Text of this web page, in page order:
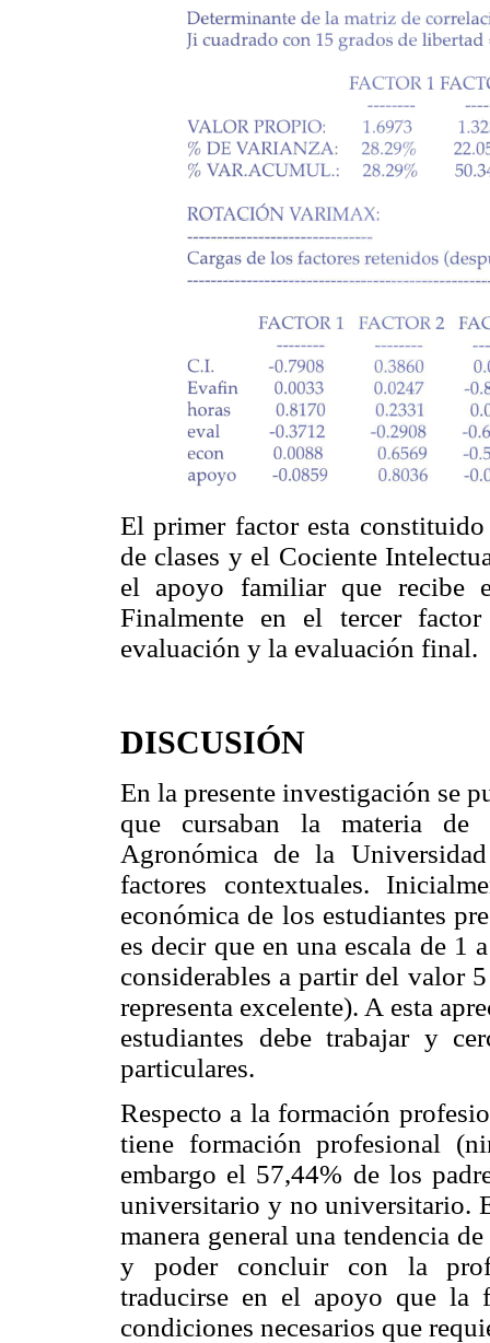
El primer factor esta
de clases y el Cociente
el apoyo familiar que recibe
Finalmente en el tercer
evaluación y la evaluación final.
DISCUSIÓN
En la presente investigación se
que cursaban la materia
Agronómica de la
factores contextuales.
económica de los estudiantes
es decir que en una escala de 1
considerables a partir del valor
representa excelente). A esta
estudiantes debe trabajar y
particulares.
Respecto a la formación
tiene formación profesional
embargo el 57,44% de los
universitario y no universitario.
manera general una tendencia
y poder concluir con la
traducirse en el apoyo que la
condiciones necesarios que